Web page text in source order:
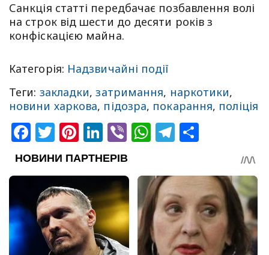
Санкція статті передбачає позбавлення волі
на строк від шести до десяти років з
конфіскацією майна.
Категорія: Надзвичайні події
Теги: закладки,затримання, наркотики,
новини харкова, підозра, покарання, поліція
Facebook
Twitter
Pinterest
LinkedIn
ViberWhatsApp
Telegram